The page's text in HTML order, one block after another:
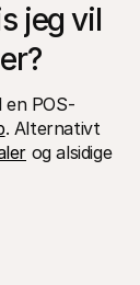
jeg vil
POS-
. Alternativt
og alsidige